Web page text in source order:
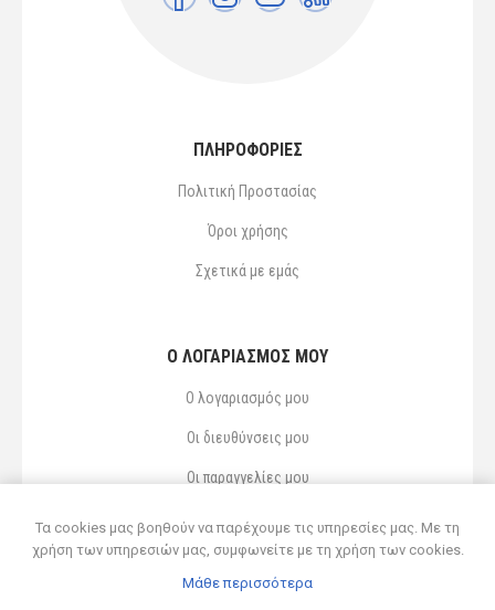
ΠΛΗΡΟΦΟΡΙΕΣ
Πολιτική Προστασίας
Όροι χρήσης
Σχετικά με εμάς
Ο ΛΟΓΑΡΙΑΣΜΌΣ ΜΟΥ
Ο λογαριασμός μου
Οι διευθύνσεις μου
Οι παραγγελίες μου
Τα cookies μας βοηθούν να παρέχουμε τις υπηρεσίες μας. Με τη
χρήση των υπηρεσιών μας, συμφωνείτε με τη χρήση των cookies.
Μάθε περισσότερα